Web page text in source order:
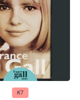
K7